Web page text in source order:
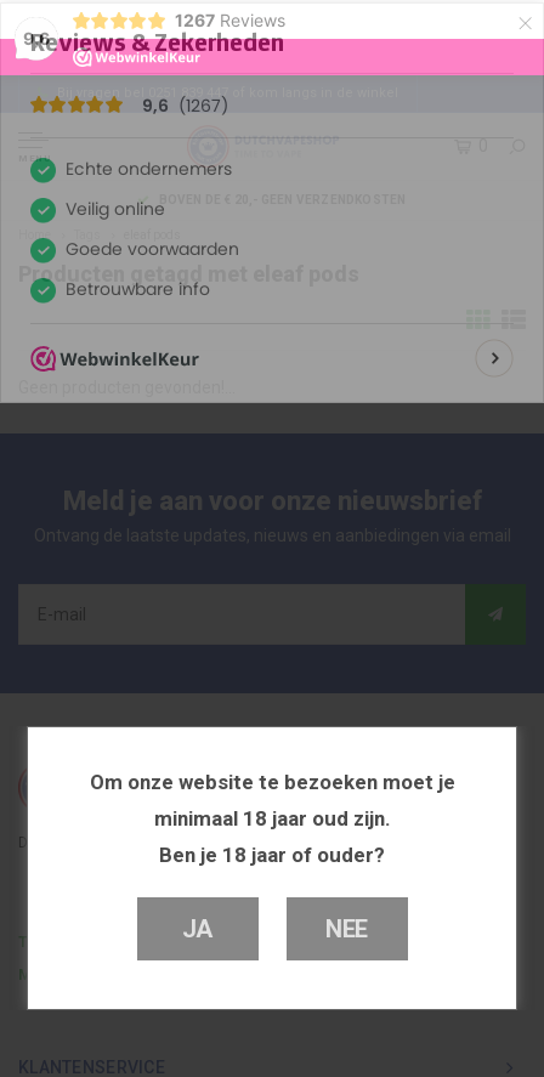
Om onze website te bezoeken moet je
minimaal 18 jaar oud zijn.
Ben je 18 jaar of ouder?
JA NEE
9,6
1267 Reviews ×
MENU
Producten getagd met eleaf pods
Meld je aan voor onze nieuwsbrief
Ontvang de laatste updates, nieuws en aanbiedingen via email
De beste en voordeligste vapeshop in Nederland
Telefoon
0251 839 447
Mail
KLANTENSERVICE